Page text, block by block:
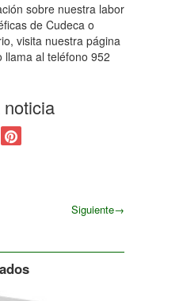
sobre nuestra labor
de Cudeca o
visita nuestra página
llama al teléfono 952
Siguiente→